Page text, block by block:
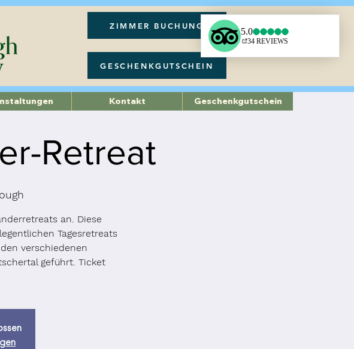
ZIMMER BUCHUNG
GESCHENKGUTSCHEIN
Retreat
an. Diese
Tagesretreats
verschiedenen
geführt. Ticket
Kontakt Geschenkgutschein